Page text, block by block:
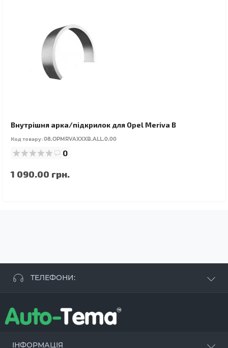
Внутрішня арка/підкрилок для Opel Meriva B
Код товару:08.OPMRVAXXXB.ALL.0.00
0
1 090.00 грн.
ТЕЛЕФОНИ:
+38 096 250 84 38
+38 099 657 61 50
ІНФОРМАЦІЯ